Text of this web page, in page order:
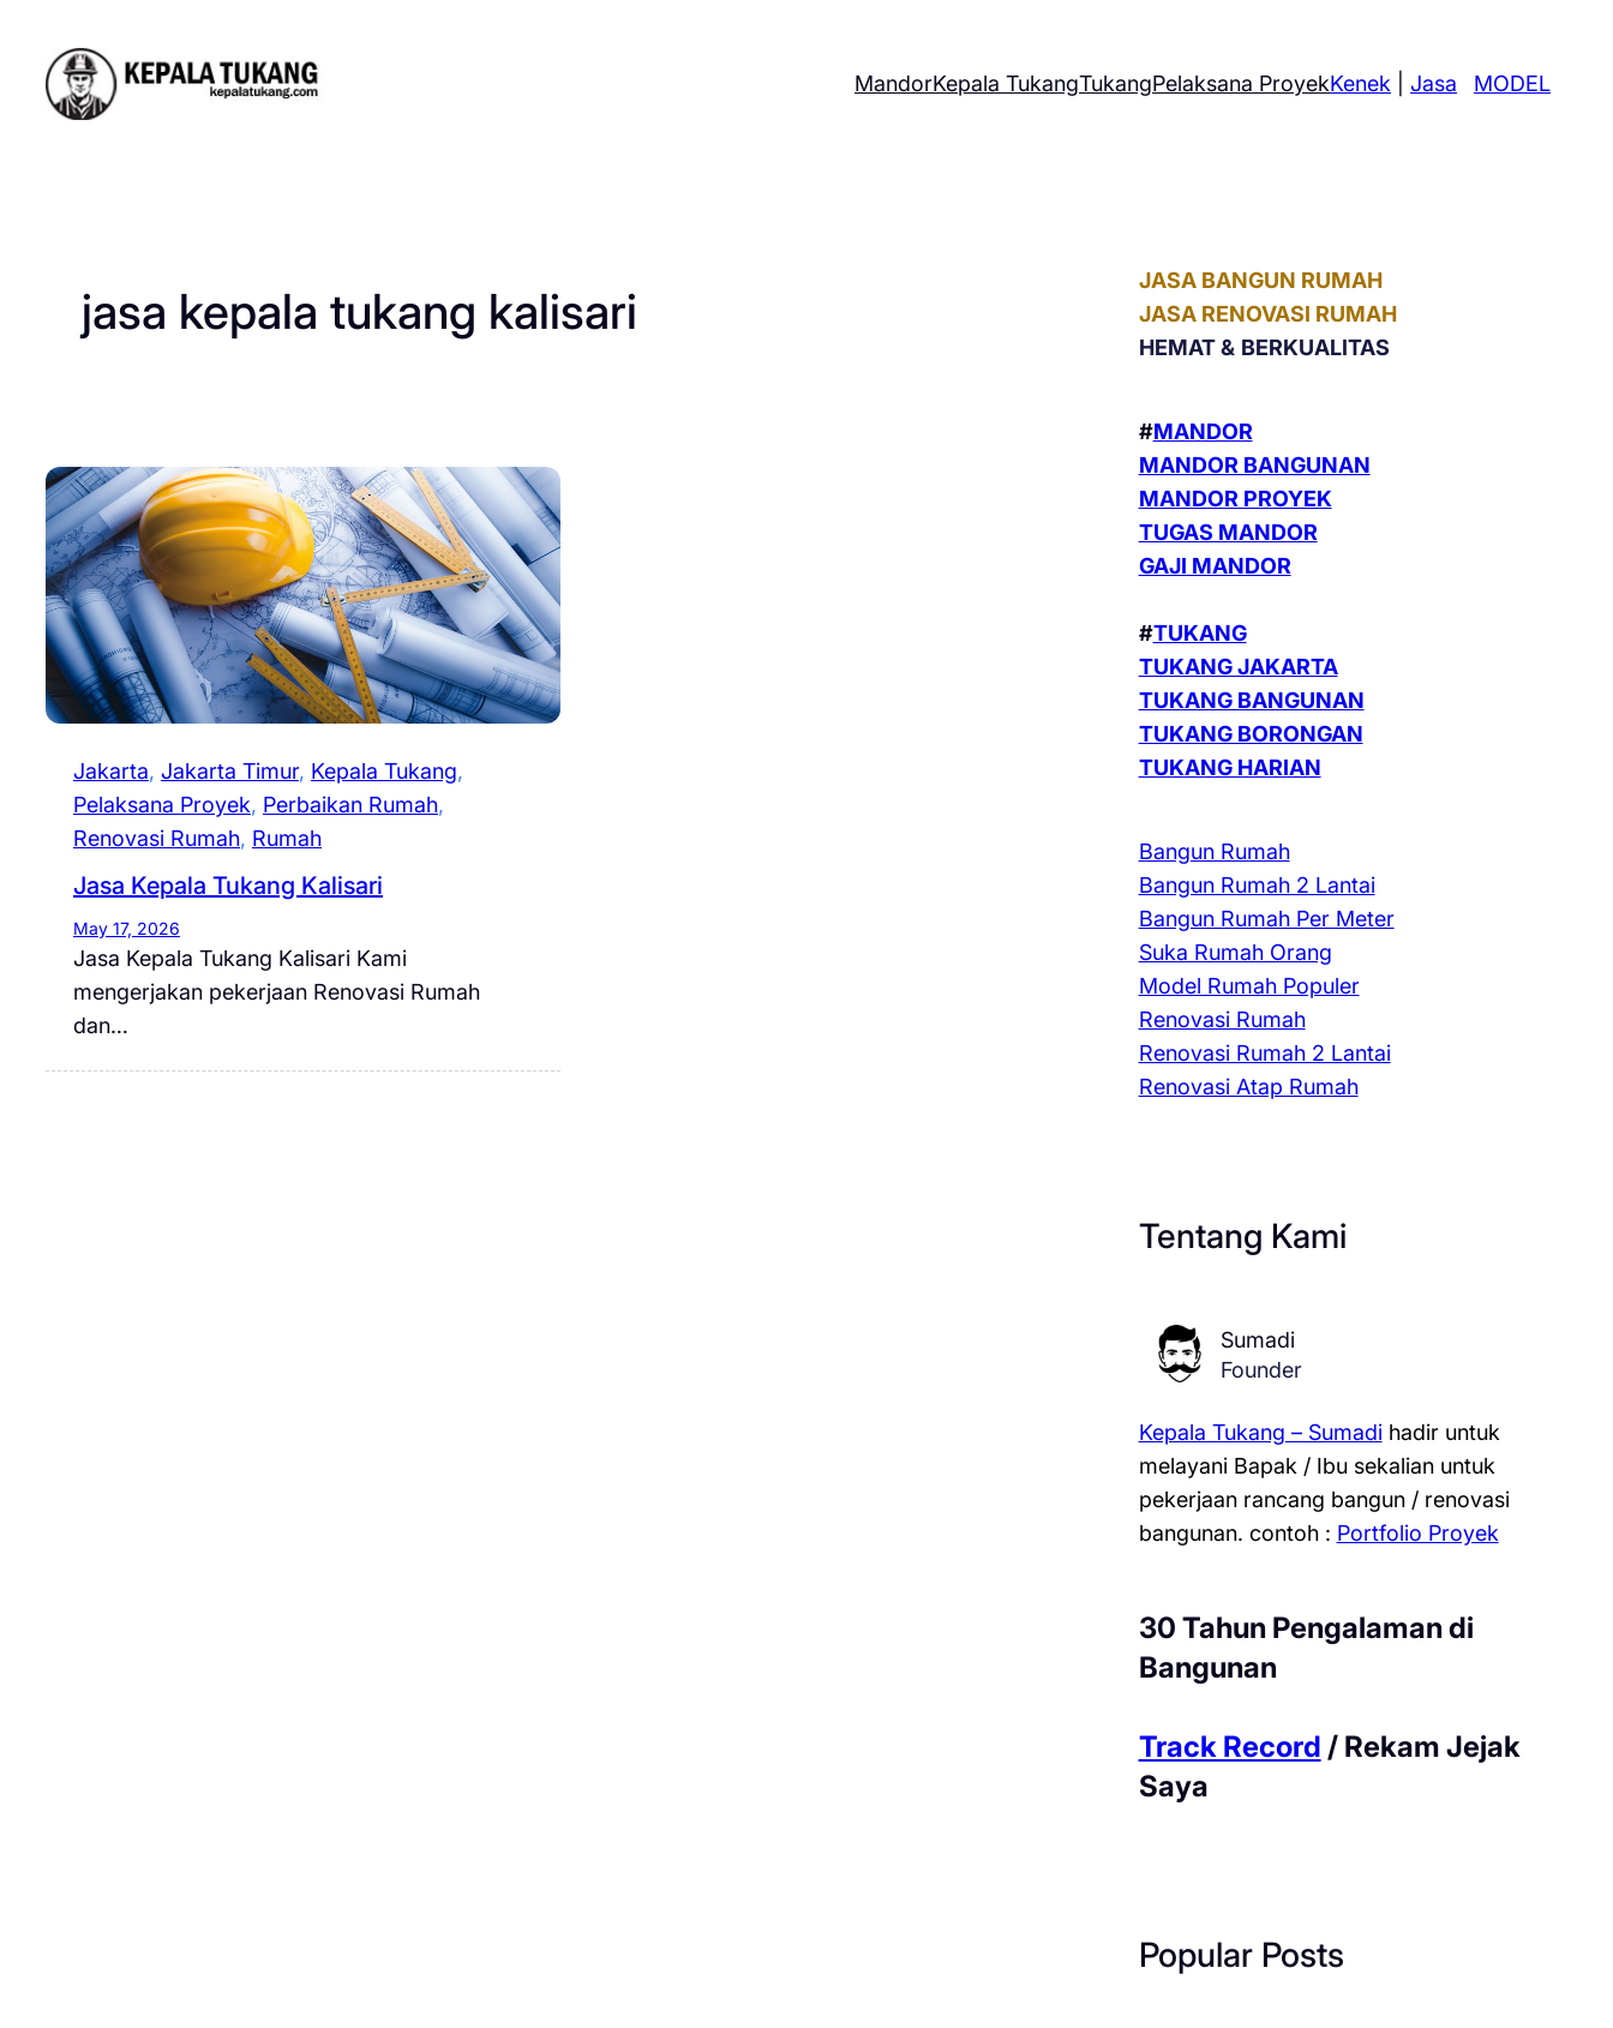
content
MandorKepala TukangTukangPelaksana ProyekKenek |Jasa MODEL
jasa kepala tukang kalisari
Jakarta, Jakarta Timur, Kepala Tukang
Pelaksana Proyek, Perbaikan Rumah
Renovasi Rumah, Rumah
Jasa Kepala Tukang Kalisari
May 17, 2026
Jasa Kepala Tukang Kalisari Kami
mengerjakan pekerjaan Renovasi Rumah
dan…
JASA BANGUN RUMAH
JASA RENOVASI RUMAH
HEMAT & BERKUALITAS
#MANDOR
MANDOR BANGUNAN
MANDOR PROYEK
TUGAS MANDOR
GAJI MANDOR
#TUKANG
TUKANG JAKARTA
TUKANG BANGUNAN
TUKANG BORONGAN
TUKANG HARIAN
Bangun Rumah
Bangun Rumah 2 Lantai
Bangun Rumah Per Meter
Suka Rumah Orang
Model Rumah Populer
Renovasi Rumah
Renovasi Rumah 2 Lantai
Renovasi Atap Rumah
Tentang Kami
Sumadi
Founder
Kepala Tukang – Sumadihadir untuk
melayani Bapak / Ibu sekalian untuk
pekerjaan rancang bangun / renovasi
bangunan. contoh : Portfolio Proyek
30 Tahun Pengalaman di
Bangunan
Track Record / Rekam Jejak
Saya
Popular Posts